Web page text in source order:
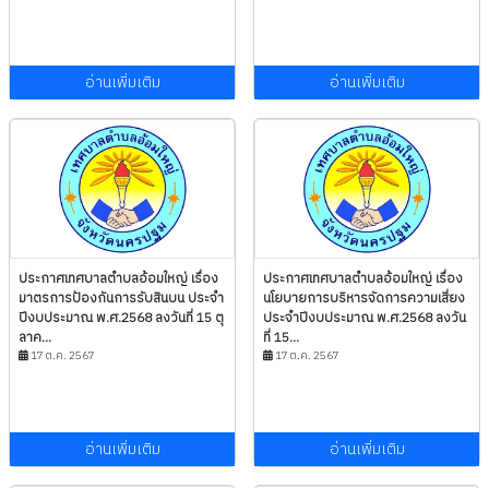
อ่านเพิ่มเติม อ่านเพิ่มเติม
ประกาศเทศบาลตำบลอ้อมใหญ่ เรื่อง
มาตรการป้องกันการรับสินบน ประจำ
ปีงบประมาณ พ.ศ.2568 ลงวันที่ 15 ตุ
ลาค...
17 ต.ค. 2567
อ่านเพิ่มเติม
ประกาศเทศบาลตำบลอ้อมใหญ่ เรื่อง
นโยบายการบริหารจัดการความเสี่ยง
ประจำปีงบประมาณ พ.ศ.2568 ลงวัน
ที่ 15...
17 ต.ค. 2567
อ่านเพิ่มเติม